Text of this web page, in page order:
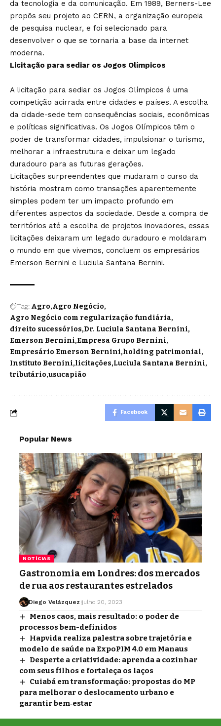
da tecnologia e da comunicação. Em 1989, Berners-Lee
propôs seu projeto ao CERN, a organização europeia
de pesquisa nuclear, e foi selecionado para
desenvolver o que se tornaria a base da internet
moderna.
Licitação para sediar os Jogos Olímpicos
A licitação para sediar os Jogos Olímpicos é uma
competição acirrada entre cidades e países. A escolha
da cidade-sede tem consequências sociais, econômicas
e políticas significativas. Os Jogos Olímpicos têm o
poder de transformar cidades, impulsionar o turismo,
melhorar a infraestrutura e deixar um legado
duradouro para as futuras gerações.
Licitações surpreendentes que mudaram o curso da
história mostram como transações aparentemente
simples podem ter um impacto profundo em
diferentes aspectos da sociedade. Desde a compra de
territórios até a escolha de projetos inovadores, essas
licitações deixaram um legado duradouro e moldaram
o mundo em que vivemos, concluem os empresários
Emerson Bernini e Luciula Santana Bernini.
Tag: Agro Agro Negócio
Agro Negócio com regularização fundiária
direito sucessórios Dr. Luciula Santana Bernini
Emerson Bernini Empresa Grupo Bernini
Empresário Emerson Bernini holding patrimonial
Instituto Bernini licitações Luciula Santana Bernini
tributário usucapião
Facebook
Popular News
NOTÍCIAS
Gastronomia em Londres: dos mercados
de rua aos restaurantes estrelados
Diego Velázquez julho 20, 2023
Menos caos, mais resultado: o poder de
processos bem-definidos
Hapvida realiza palestra sobre trajetória e
modelo de saúde na ExpoPIM 4.0 em Manaus
Desperte a criatividade: aprenda a cozinhar
com seus filhos e fortaleça os laços
Cuiabá em transformação: propostas do MP
para melhorar o deslocamento urbano e
garantir bem‑estar